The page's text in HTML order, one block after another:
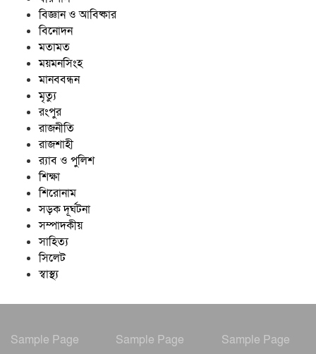
বিজ্ঞান ও আবিষ্কার
বিনোদন
মতামত
ময়মনসিংহ
মানববন্ধন
মৃত্যু
রংপুর
রাজনীতি
রাজশাহী
র‍্যাব ও পুলিশ
শিক্ষা
শিরোনাম
সড়ক দূর্ঘটনা
সম্পাদকীয়
সাহিত্য
সিলেট
স্বাস্থ্য
Sample Page Sample Page
Sample Page